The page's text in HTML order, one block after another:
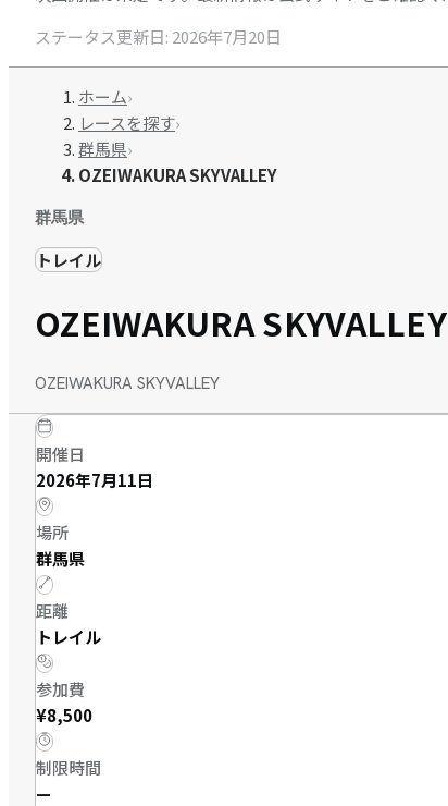
ステータス更新日: 2026年7月20日
ホーム›
レースを探す›
群馬県›
OZEIWAKURA SKYVALLEY
群馬県
トレイル
OZEIWAKURA SKYVALLEY
OZEIWAKURA SKYVALLEY
開催日
2026年7月11日
場所
群馬県
距離
トレイル
参加費
¥8,500
制限時間
—